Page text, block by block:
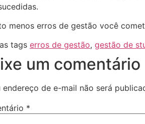
menos erros de gestão você
tags erros de gestão, gestão de
um comentário
endereço de e-mail não será
*